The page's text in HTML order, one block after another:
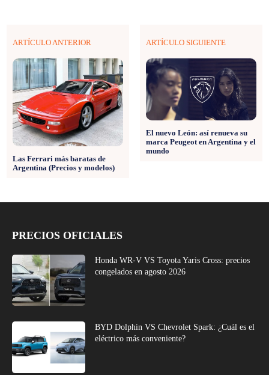
ARTÍCULO ANTERIOR
Las Ferrari más baratas de
Argentina (Precios y modelos)
ARTÍCULO SIGUIENTE
El nuevo León: así renueva su
marca Peugeot en Argentina y el
mundo
PRECIOS OFICIALES
Honda WR-V VS Toyota Yaris Cross: precios
congelados en agosto 2026
BYD Dolphin VS Chevrolet Spark: ¿Cuál es el
eléctrico más conveniente?